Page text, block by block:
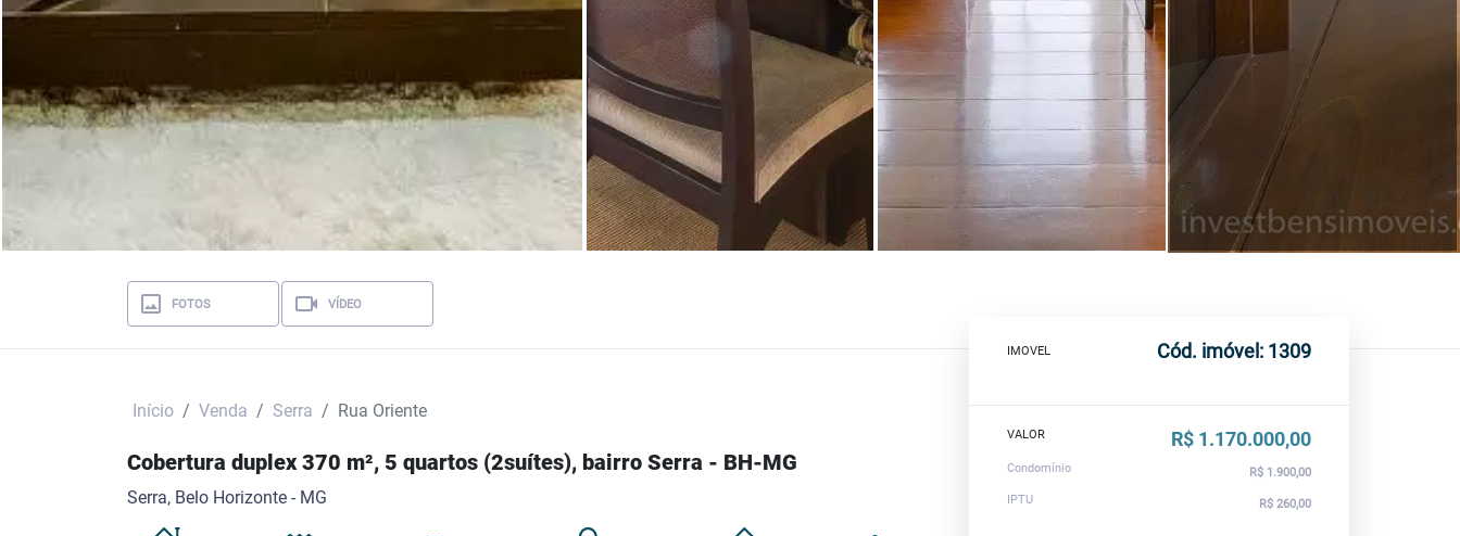
FOTOS VÍDEO
Início Venda Serra Rua Oriente
Cobertura duplex 370 m², 5 quartos (2suítes), bairro Serra - BH-MG
Serra, Belo Horizonte - MG
IMOVEL Cód. imóvel: 1309
VALOR R$ 1.170.000,00
Condomínio
R$ 1.900,00
IPTU
R$ 260,00